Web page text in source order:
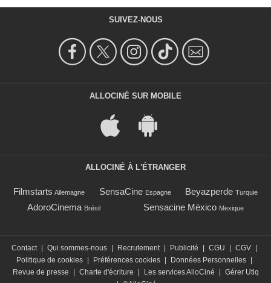
SUIVEZ-NOUS
ALLOCINÉ SUR MOBILE
ALLOCINÉ À L'ÉTRANGER
Filmstarts Allemagne SensaCine Espagne Beyazperde Turquie
AdoroCinema Brésil Sensacine México Mexique
Contact Qui sommes-nous Recrutement Publicité CGU CGV
Politique de cookies
Préférences cookies Données Personnelles
Revue de presse
Charte d'écriture Les services AlloCiné
Gérer Utiq